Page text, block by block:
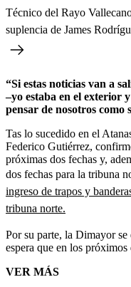
Técnico del Rayo
suplencia de James
“Si estas noticias van a
–yo estaba en el exterior
pensar de nosotros como
Tas lo sucedido en el
Federico Gutiérrez,
próximas dos fechas y,
dos fechas para la tribuna
ingreso de trapos y
tribuna norte.
Por su parte, la Dimayor
espera que en los
VER MÁS